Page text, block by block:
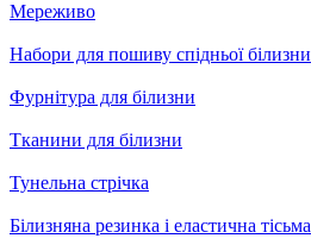
Мереживо
Набори для пошиву спідньої білизни
Фурнітура для білизни
Тканини для білизни
Тунельна стрічка
Білизняна резинка і еластична тісьма